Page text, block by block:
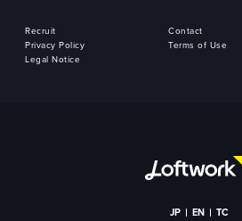
Recruit
Contact
Privacy Policy
Terms of Use
Legal Notice
JP EN TC